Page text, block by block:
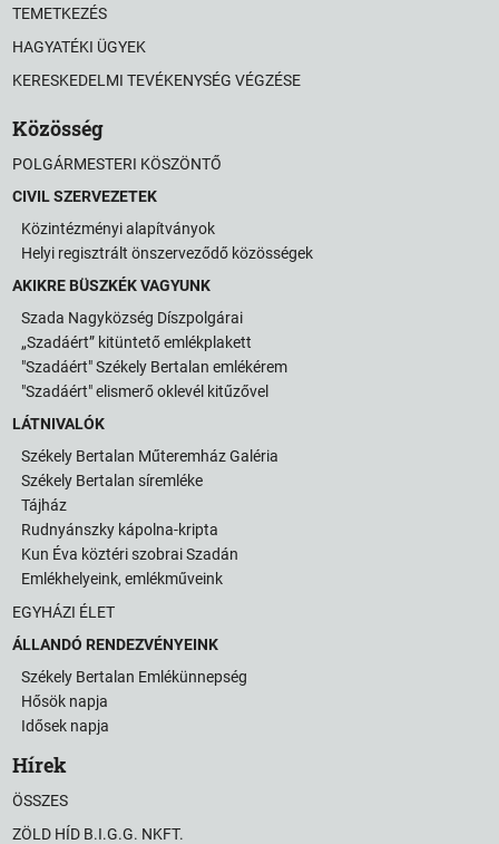
TEMETKEZÉS
HAGYATÉKI ÜGYEK
KERESKEDELMI TEVÉKENYSÉG VÉGZÉSE
Közösség
POLGÁRMESTERI KÖSZÖNTŐ
CIVIL SZERVEZETEK
Közintézményi alapítványok
Helyi regisztrált önszerveződő közösségek
AKIKRE BÜSZKÉK VAGYUNK
Szada Nagyközség Díszpolgárai
„Szadáért” kitüntető emlékplakett
"Szadáért" Székely Bertalan emlékérem
"Szadáért" elismerő oklevél kitűzővel
LÁTNIVALÓK
Székely Bertalan Műteremház Galéria
Székely Bertalan síremléke
Tájház
Rudnyánszky kápolna-kripta
Kun Éva köztéri szobrai Szadán
Emlékhelyeink, emlékműveink
EGYHÁZI ÉLET
ÁLLANDÓ RENDEZVÉNYEINK
Székely Bertalan Emlékünnepség
Hősök napja
Idősek napja
Hírek
ÖSSZES
ZÖLD HÍD B.I.G.G. NKFT.